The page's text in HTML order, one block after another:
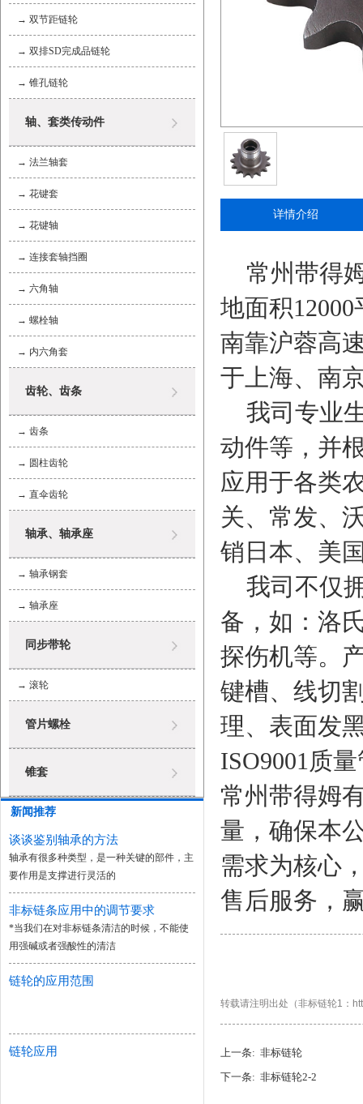
→ 双节距链轮
→ 双排SD完成品链轮
→ 锥孔链轮
轴、套类传动件
→ 法兰轴套
→ 花键套
→ 花键轴
→ 连接套轴挡圈
→ 六角轴
→ 螺栓轴
→ 内六角套
齿轮、齿条
→ 齿条
→ 圆柱齿轮
→ 直伞齿轮
轴承、轴承座
→ 轴承钢套
→ 轴承座
同步带轮
→ 滚轮
管片螺栓
锥套
新闻推荐
谈谈鉴别轴承的方法
轴承有很多种类型，是一种关键的部件，主
要作用是支撑进行灵活的
非标链条应用中的调节要求
*当我们在对非标链条清洁的时候，不能使
用强碱或者强酸性的清洁
链轮的应用范围
链轮应用
详情介绍
常州带得
地面积
南靠沪蓉高
于上海、南
我司专业
动件等，并
应用于各类
关、常发、
销日本、美
我司不仅
备，如：洛
探伤机等。
键槽、线切
理、表面发
ISO9001质
常州带得姆
量，确保本
需求为核心
售后服务，
转载请注明出处（非标链轮1：
上一条: 非标链轮
下一条: 非标链轮2-2